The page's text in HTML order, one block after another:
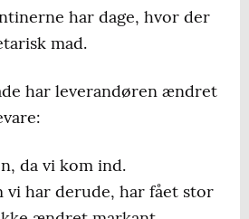
årlig omsætning på over
har dage, hvor der
mad.
har leverandøren ændret
da vi kom ind.
vi har derude, har fået stor